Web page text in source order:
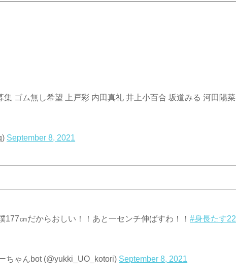
集 ゴム無し希望 上戸彩 内田真礼 井上小百合 坂道みる 河田陽菜
September 8, 2021
177㎝だからおしい！！あと一センチ伸ばすわ！！#身長たす22
ちゃんbot (@yukki_UO_kotori) September 8, 2021